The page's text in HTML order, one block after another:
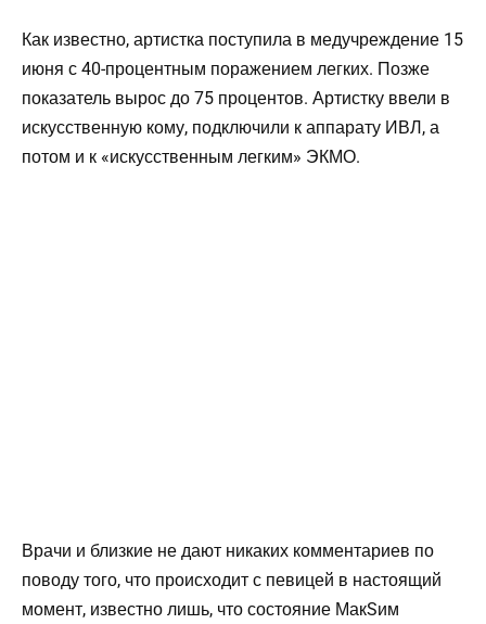
Как известно, артистка поступила в медучреждение 15
июня с 40-процентным поражением легких. Позже
показатель вырос до 75 процентов. Артистку ввели в
искусственную кому, подключили к аппарату ИВЛ, а
потом и к «искусственным легким» ЭКМО.
Врачи и близкие не дают никаких комментариев по
поводу того, что происходит с певицей в настоящий
момент, известно лишь, что состояние МакSим